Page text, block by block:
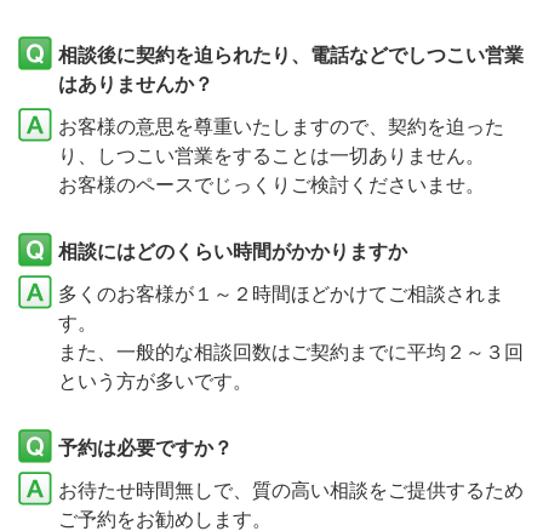
相談後に契約を迫られたり、電話などでしつこい営業
はありませんか？
お客様の意思を尊重いたしますので、契約を迫った
り、しつこい営業をすることは一切ありません。
お客様のペースでじっくりご検討くださいませ。
相談にはどのくらい時間がかかりますか
多くのお客様が１～２時間ほどかけてご相談されま
す。
また、一般的な相談回数はご契約までに平均２～３回
という方が多いです。
予約は必要ですか？
お待たせ時間無しで、質の高い相談をご提供するため
ご予約をお勧めします。